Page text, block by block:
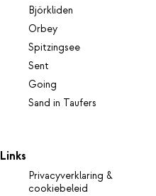
Björkliden
Orbey
Spitzingsee
Sent
Going
Sand in Taufers
Links
Privacyverklaring &
cookiebeleid